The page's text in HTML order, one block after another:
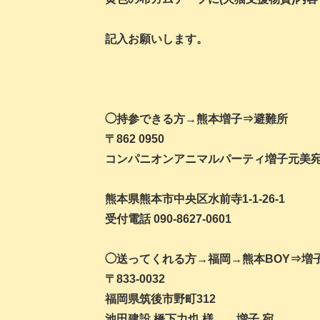
記入お願いします。
◯持参できる方→熊本増子⇒避難所
〒862 0950
コンパニオンアニマルパーティ増子元美
熊本県熊本市中央区水前寺1-1-26-1
受付電話 090-8627-0601
◯送ってくれる方→福岡→熊本BOY⇒増
〒833-0032
福岡県筑後市野町312